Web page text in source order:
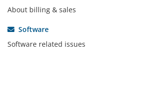
About billing & sales
Software
Software related issues